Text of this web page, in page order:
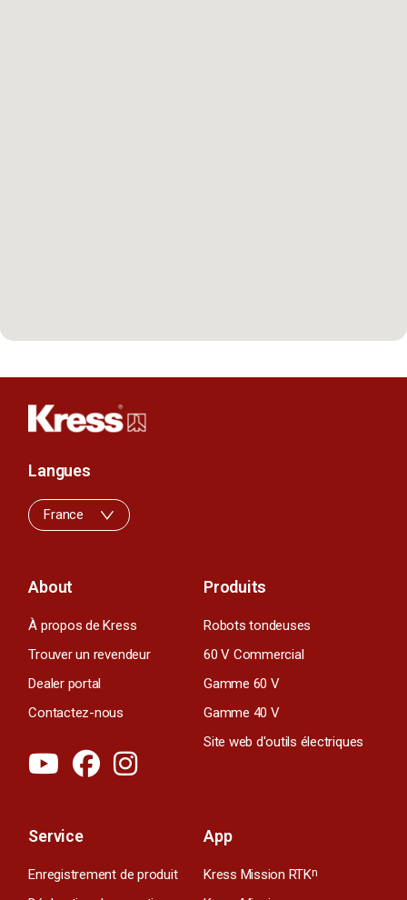
About
À propos de Kress
Trouver un revendeur
Dealer portal
Contactez-nous
Produits
Robots tondeuses
60 V Commercial
Gamme 60 V
Gamme 40 V
Site web d'outils électriques
Service
Enregistrement de produit
App
Kress Mission RTKn
Langues
France